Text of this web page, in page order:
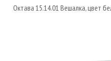
Октава 15.14.01 Вешалка, цвет